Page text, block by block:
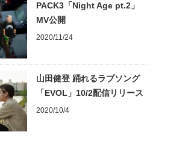
PACK3「Night Age pt.2」
MV公開
2020/11/24
山田健登 踊れるラブソング
「EVOL」10/2配信リリース
2020/10/4